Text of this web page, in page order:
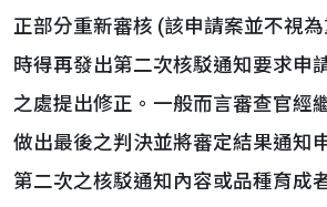
正部分重新審核 (該申請案並不視
時得再發出第二次核駁通知要求申
之處提出修正。一般而言審查官經
做出最後之判決並將審定結果通知
第二次之核駁通知內容或品種育成